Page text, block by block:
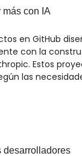
con IA
en GitHub
con la
Estos
las
desarrolladores